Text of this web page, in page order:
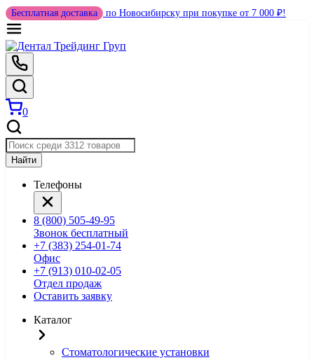
Бесплатная доставка по Новосибирску при покупке от 7 000 ₽!
0
Найти
Телефоны
8 (800) 505-49-95
Звонок бесплатный
+7 (383) 254-01-74
Офис
+7 (913) 010-02-05
Отдел продаж
Оставить заявку
Каталог
Стоматологические установки